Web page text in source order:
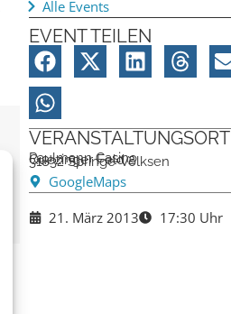
Alle Events
EVENT TEILEN
VERANSTALTUNGSORT
Paulmann Casino
Quezinger Feld 2
31832 Springe-Völksen
GoogleMaps
21. März 2013
17:30 Uhr